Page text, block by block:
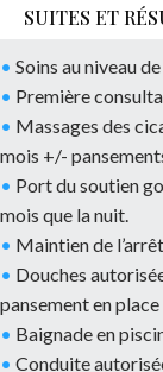
SUITES ET
• Soins au niveau
• Première
• Massages des
mois +/-
• Port du soutien
mois que la nuit.
• Maintien de
• Douches
pansement en place
• Baignade en
• Conduite